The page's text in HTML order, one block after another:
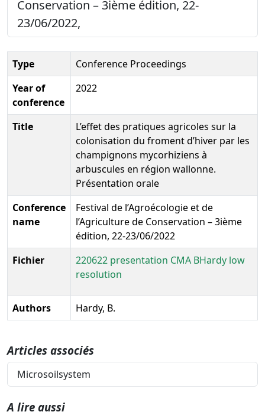
Conservation – 3ième édition, 22-
23/06/2022,
Type
Conference Proceedings
Year of
conference
2022
Title
L’effet des pratiques agricoles sur la
colonisation du froment d’hiver par les
champignons mycorhiziens à
arbuscules en région wallonne.
Présentation orale
Conference
name
Festival de l’Agroécologie et de
l’Agriculture de Conservation – 3ième
édition, 22-23/06/2022
Fichier
220622 presentation CMA BHardy low
resolution
Authors Hardy, B.
Articles associés
Microsoilsystem
A lire aussi